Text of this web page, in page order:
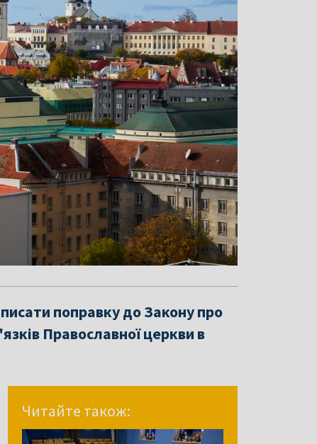
поправку до Закону про
Православної церкви в
Читайте також: